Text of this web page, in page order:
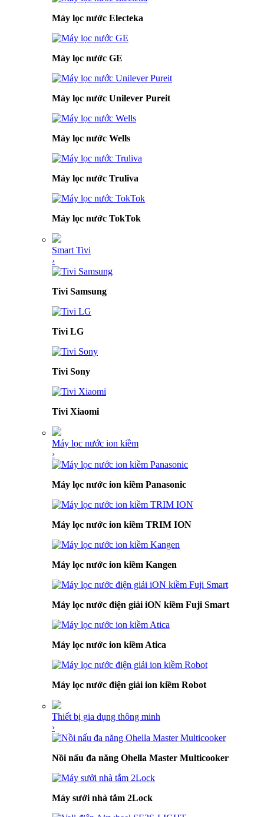
Máy lọc nước Electeka
Máy lọc nước GE
Máy lọc nước Unilever Pureit
Máy lọc nước Wells
Máy lọc nước Truliva
Máy lọc nước TokTok
Smart Tivi
›
Tivi Samsung
Tivi LG
Tivi Sony
Tivi Xiaomi
Máy lọc nước ion kiềm
›
Máy lọc nước ion kiềm Panasonic
Máy lọc nước ion kiềm TRIM ION
Máy lọc nước ion kiềm Kangen
Máy lọc nước điện giải iON kiềm Fuji Smart
Máy lọc nước ion kiềm Atica
Máy lọc nước điện giải ion kiềm Robot
Thiết bị gia dụng thông minh
›
Nồi nấu đa năng Ohella Master Multicooker
Máy sưởi nhà tắm 2Lock